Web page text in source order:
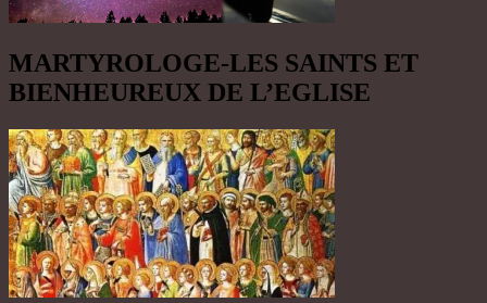
MARTYROLOGE-LES SAINTS ET
BIENHEUREUX DE L’EGLISE